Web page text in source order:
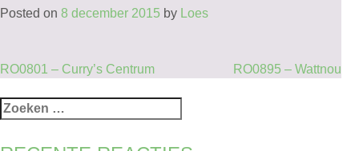
Posted on 8 december 2015 by Loes
BERICHT
NAVIGATIE
RO0801 – Curry’s Centrum RO0895 – Wattnou
Zoeken
naar: